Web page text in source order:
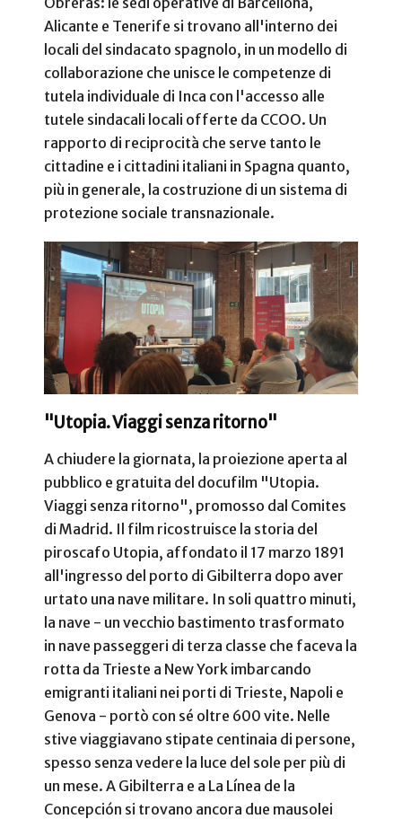
Alicante e Tenerife si trovano all'interno dei
locali del sindacato spagnolo, in un modello di
collaborazione che unisce le competenze di
tutela individuale di Inca con l'accesso alle
tutele sindacali locali offerte da CCOO. Un
rapporto di reciprocità che serve tanto le
cittadine e i cittadini italiani in Spagna quanto,
più in generale, la costruzione di un sistema di
protezione sociale transnazionale.
"Utopia. Viaggi senza ritorno"
A chiudere la giornata, la proiezione aperta al
pubblico e gratuita del docufilm "Utopia.
Viaggi senza ritorno", promosso dal Comites
di Madrid. Il film ricostruisce la storia del
piroscafo Utopia, affondato il 17 marzo 1891
all'ingresso del porto di Gibilterra dopo aver
urtato una nave militare. In soli quattro minuti,
la nave - un vecchio bastimento trasformato
in nave passeggeri di terza classe che faceva la
rotta da Trieste a New York imbarcando
emigranti italiani nei porti di Trieste, Napoli e
Genova - portò con sé oltre 600 vite. Nelle
stive viaggiavano stipate centinaia di persone,
spesso senza vedere la luce del sole per più di
un mese. A Gibilterra e a La Línea de la
Concepción si trovano ancora due mausolei